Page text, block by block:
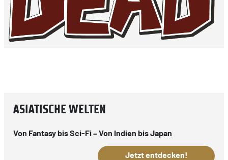
ASIATISCHE WELTEN
Von Fantasy bis Sci-Fi – Von Indien bis Japan
Jetzt entdecken!